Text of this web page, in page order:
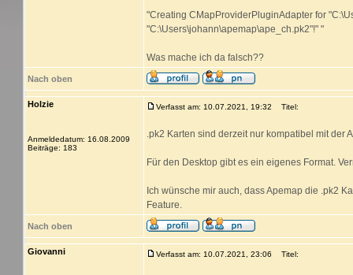
"Creating CMapProviderPluginAdapter for
"C:\Users\johann\apemap\ape_ch.pk2"!" "
Was mache ich da falsch??
Nach oben
Holzie
Anmeldedatum: 16.08.2009
Beiträge: 183
Verfasst am: 10.07.2021, 19:32 Titel:
.pk2 Karten sind derzeit nur kompatibel mit der
Für den Desktop gibt es ein eigenes Format.
Ich wünsche mir auch, dass Apemap die .pk2
Feature.
Nach oben
Giovanni Verfasst am: 10.07.2021, 23:06 Titel: